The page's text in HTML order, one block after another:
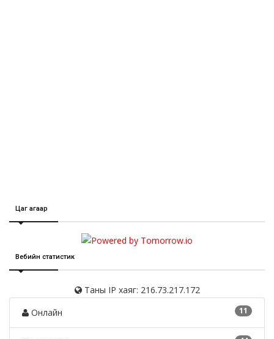
Цаг агаар
Вебийн статистик
Таны IP хаяг: 216.73.217.172
11
Онлайн